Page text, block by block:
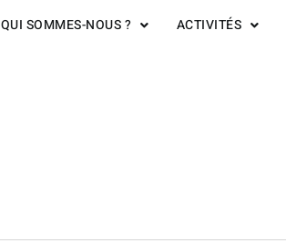
QUI SOMMES-NOUS ? ACTIVITÉS